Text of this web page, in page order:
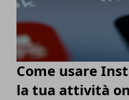
Come usare
la tua attività